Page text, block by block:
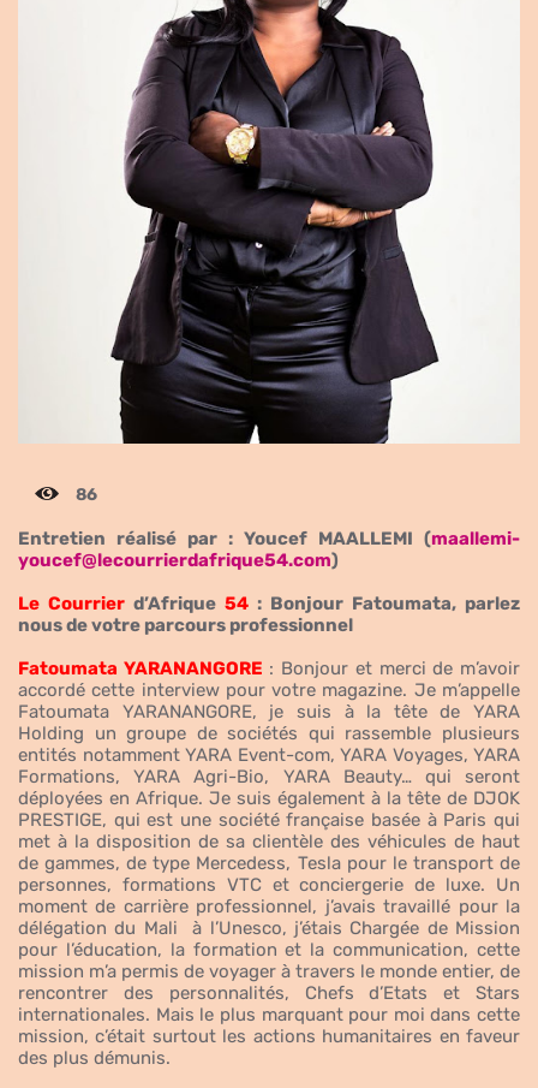
86
Entretien réalisé par : Youcef MAALLEMI (maallemi-
youcef@lecourrierdafrique54.com)
Le Courrier d’Afrique 54 : Bonjour Fatoumata, parlez
nous de votre parcours professionnel
Fatoumata YARANANGORE : Bonjour et merci de m’avoir
accordé cette interview pour votre magazine. Je m’appelle
Fatoumata YARANANGORE, je suis à la tête de YARA
Holding un groupe de sociétés qui rassemble plusieurs
entités notamment YARA Event-com, YARA Voyages, YARA
Formations, YARA Agri-Bio, YARA Beauty… qui seront
déployées en Afrique. Je suis également à la tête de DJOK
PRESTIGE, qui est une société française basée à Paris qui
met à la disposition de sa clientèle des véhicules de haut
de gammes, de type Mercedess, Tesla pour le transport de
personnes, formations VTC et conciergerie de luxe. Un
moment de carrière professionnel, j’avais travaillé pour la
délégation du Mali à l’Unesco, j’étais Chargée de Mission
pour l’éducation, la formation et la communication, cette
mission m’a permis de voyager à travers le monde entier, de
rencontrer des personnalités, Chefs d’Etats et Stars
internationales. Mais le plus marquant pour moi dans cette
mission, c’était surtout les actions humanitaires en faveur
des plus démunis.